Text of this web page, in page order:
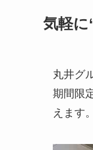
気軽に
丸井グ
期間限
えます。